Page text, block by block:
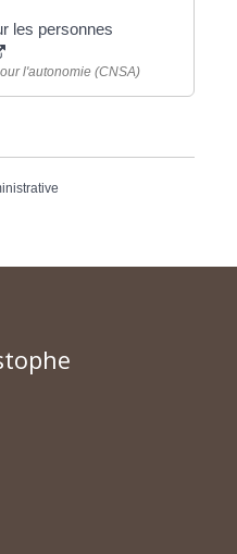
les personnes
l'autonomie (CNSA)